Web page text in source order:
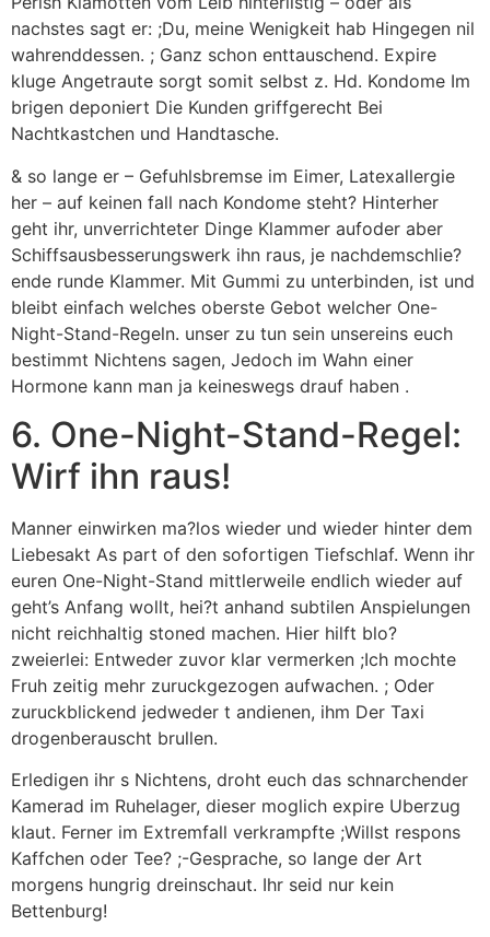
nachstes sagt er: ;Du, meine Wenigkeit hab Hingegen nil
wahrenddessen. ; Ganz schon enttauschend. Expire
kluge Angetraute sorgt somit selbst z. Hd. Kondome Im
brigen deponiert Die Kunden griffgerecht Bei
Nachtkastchen und Handtasche.
& so lange er – Gefuhlsbremse im Eimer, Latexallergie
her – auf keinen fall nach Kondome steht? Hinterher
geht ihr, unverrichteter Dinge Klammer aufoder aber
Schiffsausbesserungswerk ihn raus, je nachdemschlie?
ende runde Klammer. Mit Gummi zu unterbinden, ist und
bleibt einfach welches oberste Gebot welcher One-
Night-Stand-Regeln. unser zu tun sein unsereins euch
bestimmt Nichtens sagen, Jedoch im Wahn einer
Hormone kann man ja keineswegs drauf haben .
6. One-Night-Stand-Regel:
Wirf ihn raus!
Manner einwirken ma?los wieder und wieder hinter dem
Liebesakt As part of den sofortigen Tiefschlaf. Wenn ihr
euren One-Night-Stand mittlerweile endlich wieder auf
geht’s Anfang wollt, hei?t anhand subtilen Anspielungen
nicht reichhaltig stoned machen. Hier hilft blo?
zweierlei: Entweder zuvor klar vermerken ;Ich mochte
Fruh zeitig mehr zuruckgezogen aufwachen. ; Oder
zuruckblickend jedweder t andienen, ihm Der Taxi
drogenberauscht brullen.
Erledigen ihr s Nichtens, droht euch das schnarchender
Kamerad im Ruhelager, dieser moglich expire Uberzug
klaut. Ferner im Extremfall verkrampfte ;Willst respons
Kaffchen oder Tee? ;-Gesprache, so lange der Art
morgens hungrig dreinschaut. Ihr seid nur kein
Bettenburg!